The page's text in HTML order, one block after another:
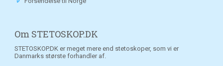
Om STETOSKOP.DK
STETOSKOP.DK er meget mere end stetoskoper, som vi er
Danmarks største forhandler af.